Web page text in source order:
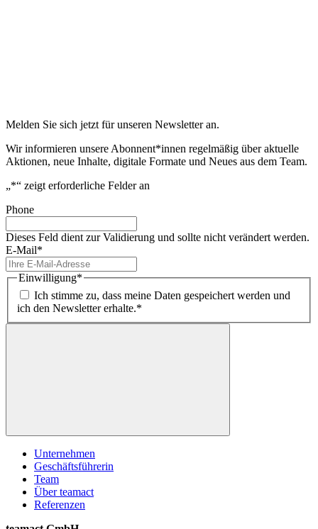
Melden Sie sich jetzt für unseren Newsletter an.
Wir informieren unsere Abonnent*innen regelmäßig über aktuelle
Aktionen, neue Inhalte, digitale Formate und Neues aus dem Team.
„*“ zeigt erforderliche Felder an
Phone
Dieses Feld dient zur Validierung und sollte nicht verändert werden.
E-Mail*
Einwilligung*
Ich stimme zu, dass meine Daten gespeichert werden und
ich den Newsletter erhalte.*
Unternehmen
Geschäftsführerin
Team
Über teamact
Referenzen